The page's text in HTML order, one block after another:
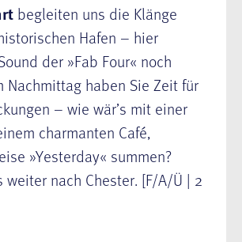
begleiten uns die Klänge
Hafen – hier
der »Fab Four« noch
Nachmittag haben Sie Zeit für
– wie wär’s mit einer
charmanten Café,
»Yesterday« summen?
weiter nach Chester. [F/A/Ü | 2